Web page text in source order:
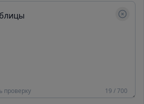
проверку 19 / 700